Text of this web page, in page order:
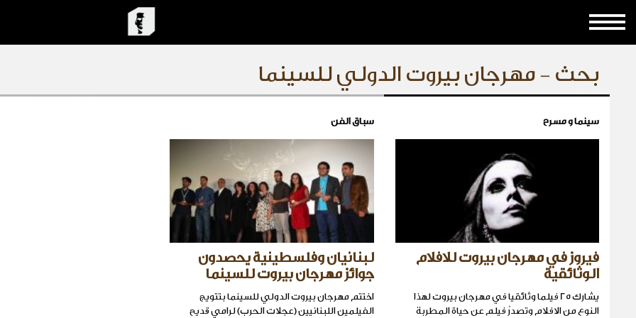
بحث - مهرجان بيروت الدولي للسينما
سينما و مسرح
فيروز في مهرجان بيروت للافلام
الوثائقية
يشارك 25 فيلما وثائقيا في مهرجان بيروت لهذا
النوع من الافلام وتصدرّ فيلم عن حياة المطربة
سباق الفن
لبنانيان وفلسطينية يحصدون
جوائز مهرجان بيروت للسينما
اختتم مهرجان بيروت الدولي للسينما بتتويج
الفيلمين اللبنانيين (عجلات الحرب) لرامي قديح